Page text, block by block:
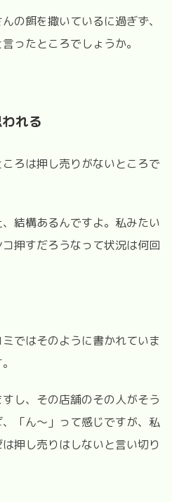
の餌を撒いているに過ぎず、
ったところでしょうか。
れる
ろは押し売りがないところで
結構あるんですよ。私みたい
押すだろうなって状況は何回
ではそのように書かれていま
し、その店舗のその人がそう
「ん〜」って感じですが、私
押し売りはしないと言い切り